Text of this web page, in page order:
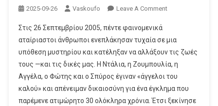
2025-09-26 Vaskoufo Leave A CommentOn
Γιορτάζει
Τα
20
Χρόνια
Από
Την
Στις 26 Σεπτεμβρίου 2005, πέντε φαινομενικά
αταίριαστοι άνθρωποι ενεπλάκησαν τυχαία σε μια
υπόθεση μυστηρίου και κατέληξαν να αλλάξουν τις ζωές
τους —και τις δικές μας. Η Ντάλια, η Ζουμπουλία, η
Αγγέλα, ο Φώτης και ο Σπύρος έγιναν «άγγελοι του
καλού» και απένειμαν δικαιοσύνη για ένα έγκλημα που
παρέμενε ατιμώρητο 30 ολόκληρα χρόνια. Έτσι ξεκίνησε